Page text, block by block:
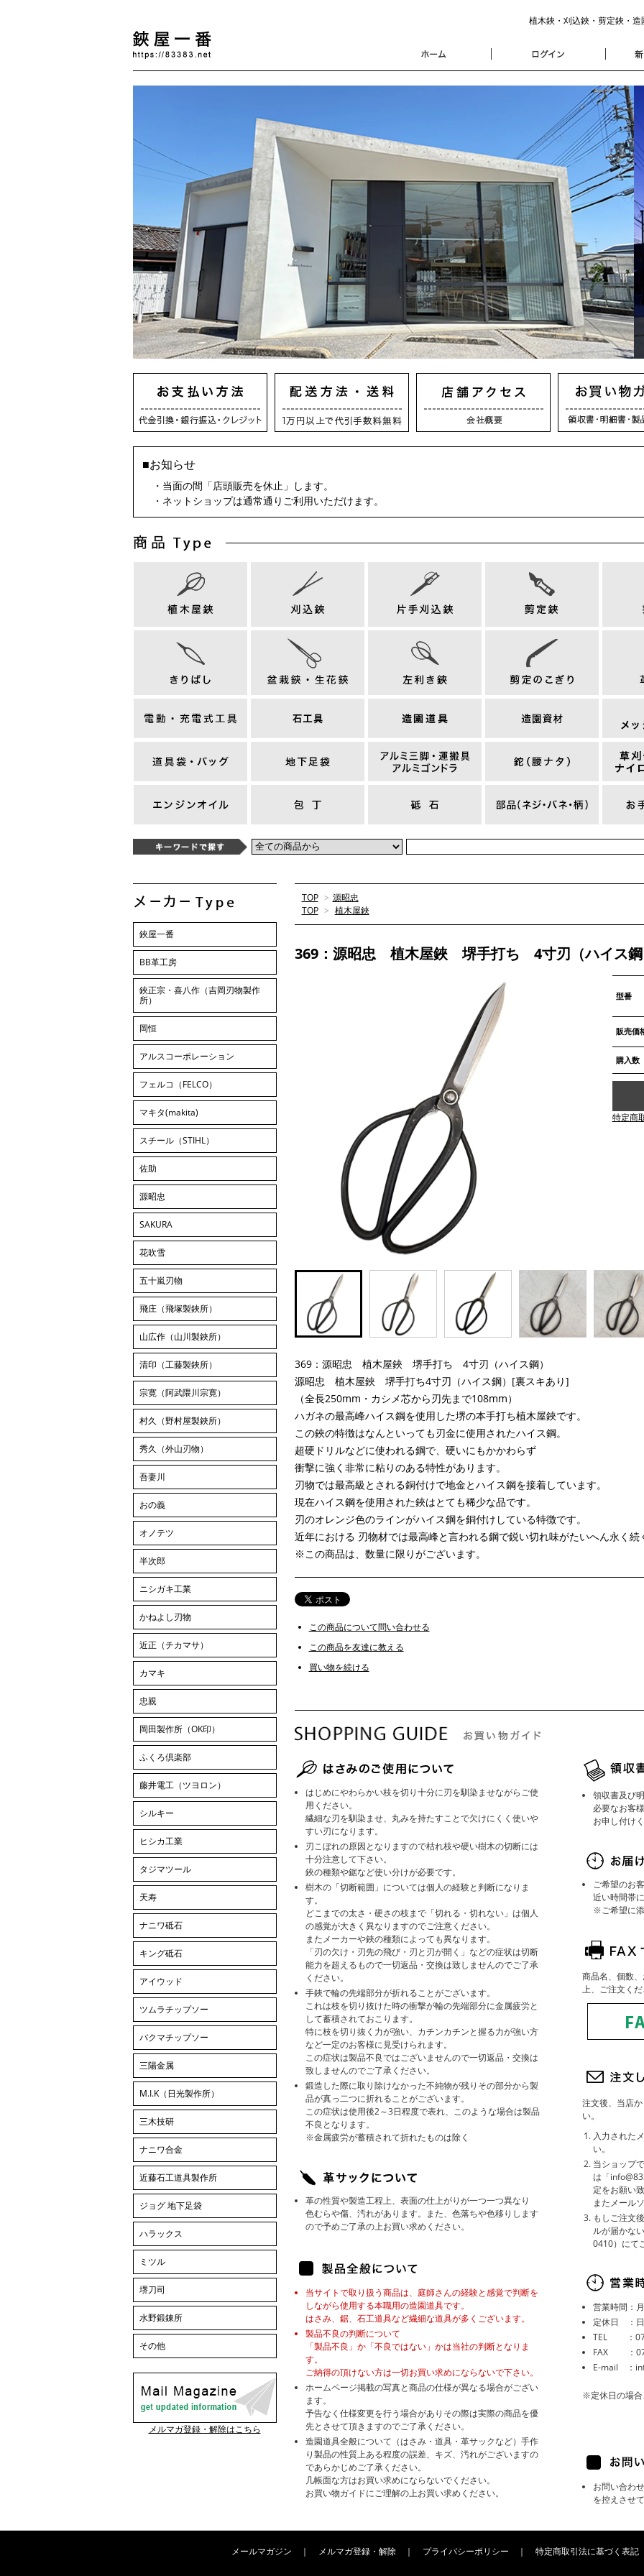
植木鋏・刈込鋏・剪定鋏・
■お知らせ
・当面の間「店頭販売を休止」します。
・ネットショップは通常通りご利用いただけます。
TOP > 源昭忠
TOP > 植木屋鋏
369：源昭忠 植木屋鋏 堺手打ち 4寸刃（ハイス
型番
販売価
購入数
特定商
369：源昭忠 植木屋鋏 堺手打ち 4寸刃（ハイス鋼）
源昭忠 植木屋鋏 堺手打ち4寸刃（ハイス鋼）[裏スキあり]
（全長250mm・カシメ芯から刃先まで108mm）
ハガネの最高峰ハイス鋼を使用した堺の本手打ち植木屋鋏です。
この鋏の特徴はなんといっても刃金に使用されたハイス鋼。
超硬ドリルなどに使われる鋼で、硬いにもかかわらず
衝撃に強く非常に粘りのある特性があります。
刃物では最高級とされる銅付けで地金とハイス鋼を接着しています。
現在ハイス鋼を使用された鋏はとても稀少な品です。
刃のオレンジ色のラインがハイス鋼を銅付けしている特徴です。
近年における 刃物材では最高峰と言われる鋼で鋭い切れ味がたいへん永く続
※この商品は、数量に限りがございます。
この商品について問い合わせる
この商品を友達に教える
買い物を続ける
はじめにやわらかい枝を切り十分に刃を馴染ませながらご使
用ください。
繊細な刃を馴染ませ、丸みを持たすことで欠けにくく使いや
すい刃になります。
刃こぼれの原因となりますので枯れ枝や硬い樹木の切断には
十分注意して下さい。
鋏の種類や鋸など使い分けが必要です。
樹木の「切断範囲」については個人の経験と判断になりま
す。
どこまでの太さ・硬さの枝まで「切れる・切れない」は個人
の感覚が大きく異なりますのでご注意ください。
またメーカーや鋏の種類によっても異なります。
「刃の欠け・刃先の飛び・刃と刃が開く」などの症状は切断
能力を超えるもので一切返品・交換は致しませんのでご了承
ください。
手鋏で輪の先端部分が折れることがございます。
これは枝を切り抜けた時の衝撃が輪の先端部分に金属疲労と
して蓄積されておこります。
特に枝を切り抜く力が強い、カチンカチンと握る力が強い方
など一定のお客様に見受けられます。
この症状は製品不良ではございませんので一切返品・交換は
致しませんのでご了承ください。
鍛造した際に取り除けなかった不純物が残りその部分から製
品が真っ二つに折れることがございます。
この症状は使用後2～3日程度で表れ、このような場合は製品
不良となります。
※金属疲労が蓄積されて折れたものは除く
革の性質や製造工程上、表面の仕上がりが一つ一つ異なり
色むらや傷、汚れがあります。また、色落ちや色移りします
ので予めご了承の上お買い求めください。
当サイトで取り扱う商品は、庭師さんの経験と感覚で判断を
しながら使用する本職用の造園道具です。
はさみ、鋸、石工道具など繊細な道具が多くございます。
製品不良の判断について
「製品不良」か「不良ではない」かは当社の判断となりま
す。
ご納得の頂けない方は一切お買い求めにならないで下さい。
ホームページ掲載の写真と商品の仕様が異なる場合がござい
ます。
予告なく仕様変更を行う場合がありその際は実際の商品を優
先とさせて頂きますのでご了承ください。
造園道具全般について（はさみ・道具・革サックなど）手作
り製品の性質上ある程度の誤差、キズ、汚れがございますの
であらかじめご了承ください。
几帳面な方はお買い求めにならないでください。
お買い物ガイドにご理解の上お買い求めください。
領収書及び
必要なお客
お申し付け
ご希望のお
近い時間帯
※ご希望に
商品名、個数
上、ご注文く
注文後、当店
い。
入力された
い。
当ショップ
は「
定をお願い
またメール
もしご注文
ルが届かな
0410）にて
営業時間：
定休日 ：
TEL ：
FAX ：
E-mail ：
※定休日の場合
お問い合わ
を控えさせ
鋏屋一番
BB革工房
鋏正宗・喜八作（吉岡刃物製作
所）
岡恒
アルスコーポレーション
フェルコ（FELCO）
マキタ(makita)
スチール（STIHL）
佐助
源昭忠
SAKURA
花吹雪
五十嵐刃物
飛庄（飛塚製鋏所）
山広作（山川製鋏所）
清印（工藤製鋏所）
宗寛（阿武隈川宗寛）
村久（野村屋製鋏所）
秀久（外山刃物）
吾妻川
おの義
オノテツ
半次郎
ニシガキ工業
かねよし刃物
近正（チカマサ）
カマキ
忠親
岡田製作所（OK印）
ふくろ倶楽部
藤井電工（ツヨロン）
シルキー
ヒシカ工業
タジマツール
天寿
ナニワ砥石
キング砥石
アイウッド
ツムラチップソー
バクマチップソー
三陽金属
M.I.K（日光製作所）
三木技研
ナニワ合金
近藤石工道具製作所
ジョグ 地下足袋
ハラックス
ミツル
堺刀司
水野鍛錬所
その他
メルマガ登録・解除はこちら
メールマガジン ｜ メルマガ登録・解除 ｜ プライバシーポリシー ｜ 特定商取引法に基づく表記